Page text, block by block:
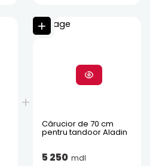
Cărucior de 70 cm
pentru tandoor Aladin
5 250 mdl